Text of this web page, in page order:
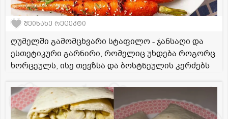
შეინახე რეცეპტი
ღუმელში გამომცხვარი სტაფილო - ჯანსაღი და
ესთეტიკური გარნირი, რომელიც უხდება როგორც
ხორცეულს, ისე თევზსა და ბოსტნეულის კერძებს